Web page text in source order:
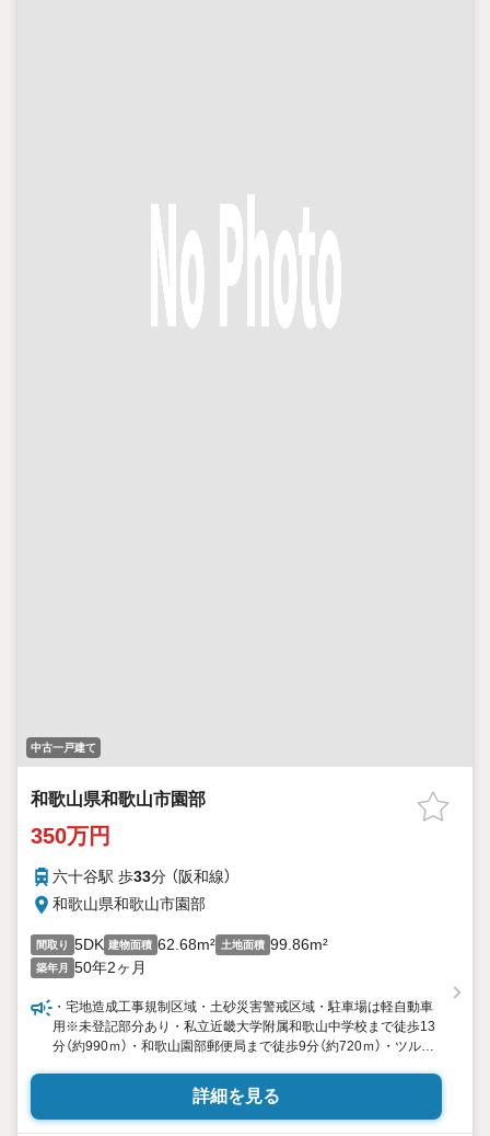
中古一戸建て
和歌山県和歌山市園部
350万円
六十谷駅 歩33分 （阪和線）
和歌山県和歌山市園部
間取り 5DK 建物面積 62.68m² 土地面積 99.86m²
築年月 50年2ヶ月
・宅地造成工事規制区域・土砂災害警戒区域・駐車場は軽自動車
用※未登記部分あり・私立近畿大学附属和歌山中学校まで徒歩13
分（約990ｍ）・和歌山園部郵便局まで徒歩9分（約720ｍ）・ツルハ
寺店まで徒歩16分（約1270ｍ）・ザ・ロウズ園部店まで徒歩19分
（約1450ｍ）・業務スーパー六十谷店まで徒歩19分（約1460ｍ）・
ディオ和歌山
詳細を見る